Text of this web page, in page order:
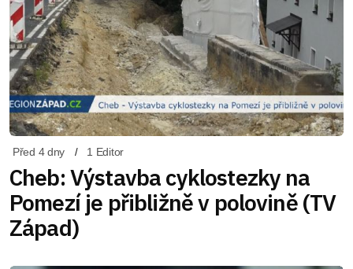
Před 4 dny 1 Editor
Cheb: Výstavba cyklostezky na
Pomezí je přibližně v polovině (TV
Západ)